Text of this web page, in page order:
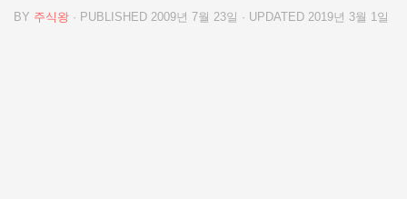
BY 주식왕 · PUBLISHED 2009년 7월 23일 · UPDATED 2019년 3월 1일